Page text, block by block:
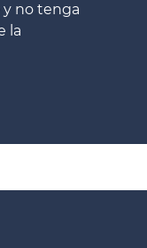
y no tenga
la